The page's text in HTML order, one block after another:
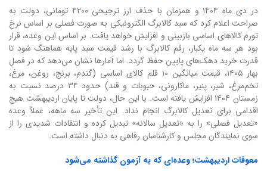
در دی ماه ۱۴۰۴ و همزمان با حذف ارز ترجیحی ۴۲۰۰ تومانی، دولت به
صراحت اعلام کرد که سبد کالابرگ الکترونیکی به صورت فصلی بر اساس نرخ
تورم کالاهای اساسی بازبینی و افزایش خواهد یافت. بر اساس این وعده، قرار
بود هر سه ماه یکبار، رقم کالابرگ با رشد قیمت سبد پایه هماهنگ شود تا
قدرت خرید دهک‌های پایین حفظ گردد. اما آمارها نشان می‌دهد که در فصل
بهار ۱۴۰۵، قیمت میانگین ۱۰ قلم کالای اساسی (گندم، برنج، روغن، مرغ،
تخم‌مرغ، شیر، پنیر، ماکارونی، حبوبات و قند) حدود ۳۴ درصد نسبت به
زمستان ۱۴۰۴ افزایش یافته است. با این حال، دولت تا پایان اردیبهشت هیچ
اقدامی برای تعدیل کالابرگ انجام نداد. این تأخیر سه ماهه، عملاً وعده
«تعدیل فصلی» را به «تعدیل سالانه» تبدیل کرده و انتقادات شدیدی را از
سوی نمایندگان مجلس و کارشناسان رفاهی به دنبال داشته است.
معوقات اردیبهشت؛ وعده‌ای که به آزمون گذاشته می‌شود